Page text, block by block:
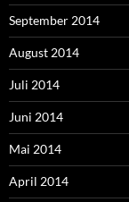
September 2014
August 2014
Juli 2014
Juni 2014
Mai 2014
April 2014